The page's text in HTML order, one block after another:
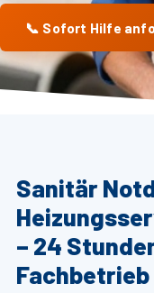
📞 Sofort Hilfe
Sanitär
– 24
Fachbetrieb